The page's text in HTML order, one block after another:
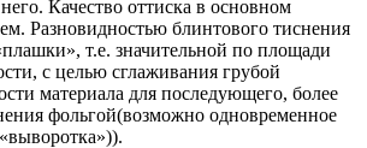
Качество оттиска в основном
Разновидностью блинтового тиснения
т.е. значительной по площади
с целью сглаживания грубой
материала для последующего, более
фольгой(возможно одновременное